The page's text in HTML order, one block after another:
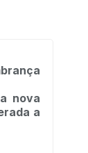
nova
a